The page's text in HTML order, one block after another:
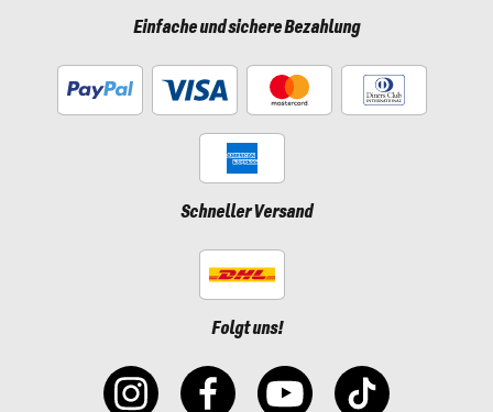
Einfache und sichere Bezahlung
Schneller Versand
Folgt uns!